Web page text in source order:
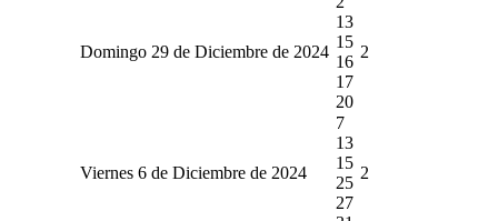
Domingo 29 de Diciembre de 2024
13
15
16
17
20
2
Viernes 6 de Diciembre de 2024
7
13
15
25
27
2